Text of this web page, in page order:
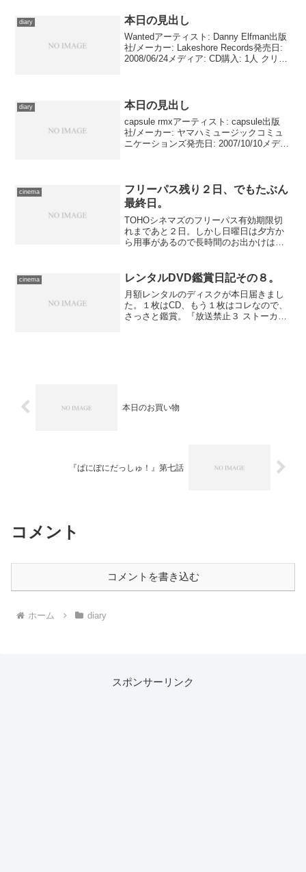
既に食事も睡眠も必要とせず、成長の停
止したリクは、ハジと...
diary 本日の見出し
Wantedアーティスト: Danny Elfman出版
社/メーカー: Lakeshore Records発売日:
2008/06/24メディア: CD購入: 1人 クリッ
diary 本日の見出し
capsule rmxアーティスト: capsule出版
社/メーカー: ヤマハミュージックコミュ
ニケーションズ発売日: 2007/10/10メディ
cinema
フリーパス残り２日、でもたぶん
最終日。
TOHOシネマズのフリーパス有効期限切
れまであと２日。しかし日曜日は夕方か
ら用事があるので長時間のお出かけは無
が、まあそのことは考えず、とりあえず
今日で締め括り、というつ...
cinema レンタルDVD鑑賞日記その８。
月額レンタルのディスクが本日届きまし
た。１枚はCD、もう１枚はコレなので、
さっさと鑑賞。『放送禁止３ ストーカー
本日のお買い物
『ぱにぽにだっしゅ！』第七話
コメント
コメントを書き込む
ホーム diary
スポンサーリンク